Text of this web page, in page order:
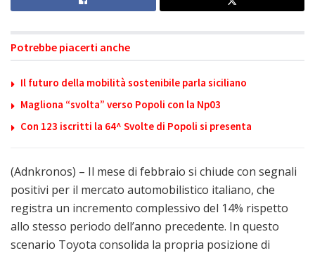
Potrebbe piacerti anche
Il futuro della mobilità sostenibile parla siciliano
Magliona “svolta” verso Popoli con la Np03
Con 123 iscritti la 64^ Svolte di Popoli si presenta
(Adnkronos) – Il mese di febbraio si chiude con segnali
positivi per il mercato automobilistico italiano, che
registra un incremento complessivo del 14% rispetto
allo stesso periodo dell’anno precedente. In questo
scenario Toyota consolida la propria posizione di